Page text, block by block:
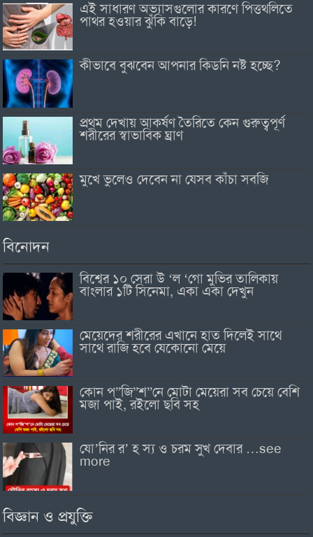
এই সাধারণ অভ্যাসগুলোর কারণে পিত্তথলিতে
পাথর হওয়ার ঝুঁকি বাড়ে!
কীভাবে বুঝবেন আপনার কিডনি নষ্ট হচ্ছে?
প্রথম দেখায় আকর্ষণ তৈরিতে কেন গুরুত্বপূর্ণ
শরীরের স্বাভাবিক ঘ্রাণ
মুখে ভুলেও দেবেন না যেসব কাঁচা সবজি
বিনোদন
বিশ্বের ১০ সেরা উ ‘ল ‘গো মুভির তালিকায়
বাংলার ১টি সিনেমা, একা একা দেখুন
মেয়েদের শরীরের এখানে হাত দিলেই সাথে
সাথে রাজি হবে যেকোনো মেয়ে
কোন প”জি”শ”নে মোটা মেয়েরা সব চেয়ে বেশি
মজা পাই, রইলো ছবি সহ
যো’নির র’ হ স্য ও চরম সুখ দেবার …see
more
বিজ্ঞান ও প্রযুক্তি